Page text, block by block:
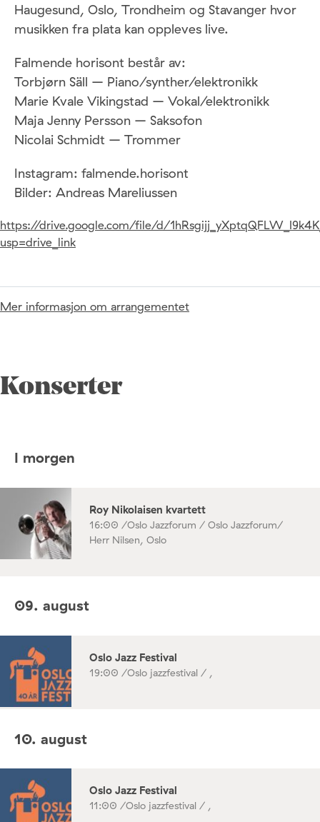
Haugesund, Oslo, Trondheim og Stavanger hvor
musikken fra plata kan oppleves live.
Falmende horisont består av:
Torbjørn Säll – Piano/synther/elektronikk
Marie Kvale Vikingstad – Vokal/elektronikk
Maja Jenny Persson – Saksofon
Nicolai Schmidt – Trommer
Instagram: falmende.horisont
Bilder: Andreas Mareliussen
https://drive.google.com/file/d/
usp=drive_link
Mer informasjon om arrangementet
Konserter
I morgen
Roy Nikolaisen kvartett
16:00 /Oslo Jazzforum / Oslo Jazzforum/
Herr Nilsen, Oslo
09. august
Oslo Jazz Festival
19:00 /Oslo jazzfestival / ,
10. august
Oslo Jazz Festival
11:00 /Oslo jazzfestival / ,